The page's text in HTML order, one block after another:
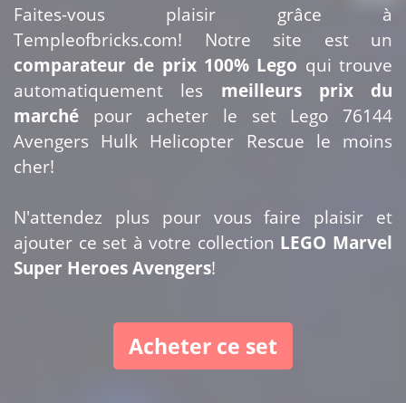
Faites-vous plaisir grâce à
Templeofbricks.com! Notre site est un
comparateur de prix 100% Lego qui trouve
automatiquement les meilleurs prix du
marché pour acheter le set Lego 76144
Avengers Hulk Helicopter Rescue le moins
cher!
N'attendez plus pour vous faire plaisir et
ajouter ce set à votre collection LEGO Marvel
Super Heroes Avengers!
Acheter ce set